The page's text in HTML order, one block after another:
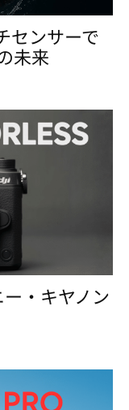
センサーで
未来
・キヤノン